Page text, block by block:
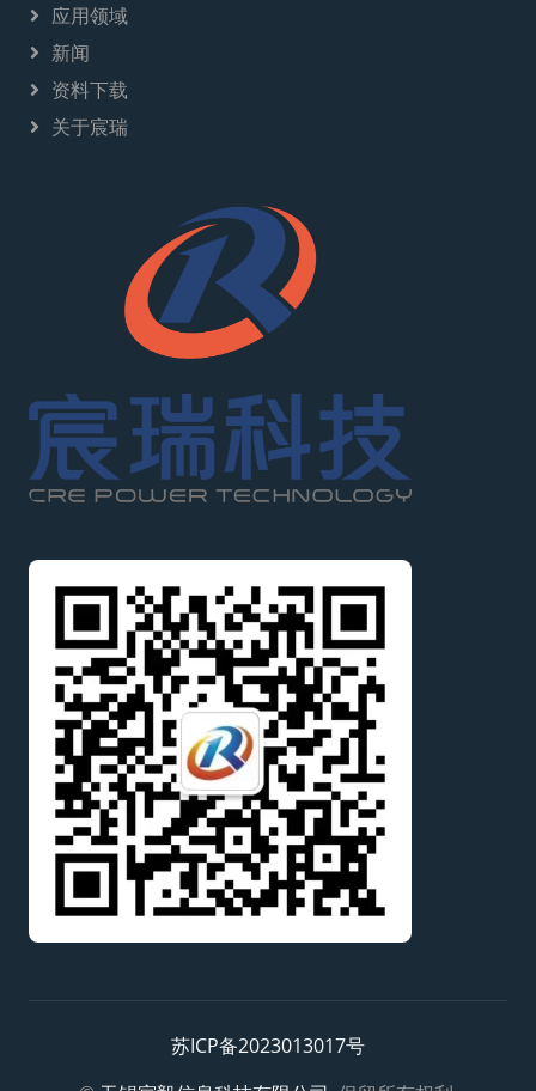
应用领域
新闻
资料下载
关于宸瑞
苏ICP备2023013017号